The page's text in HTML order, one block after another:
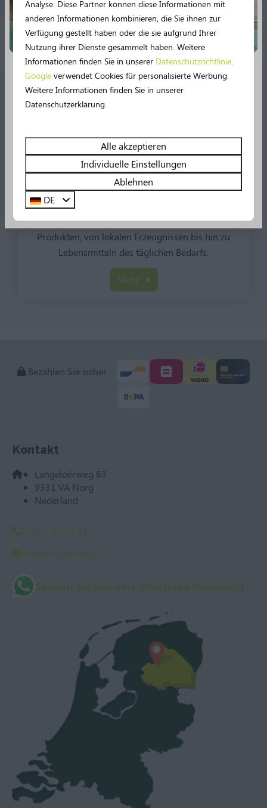
Parkshop
In unserem Parkshop finden Sie eine Vielzahl von
Produkten, von lokalen Erzeugnissen bis hin zu
Lebensmitteln des täglichen Bedarfs.
Mehr
Bezahlen Sie sicher
Kontakt
Langeloërweg 63
9331 VA Norg
Nederland
0592 - 61 22 81
info@norgerberg.nl
Senden Sie uns eine Whatsapp-Nachricht
Neu im Jahr 2026!
Erleben Sie unter anderem noch mehr Wasserspaß im
Schwimmbad, denn es gibt bald eine49 m lange
Wasserrutscheund ein Planschbecken!
Sehen Sie sich hier alle Neuerungen an!
Analyse. Diese Partner können diese Informationen mit
anderen Informationen kombinieren, die Sie ihnen zur
Verfügung gestellt haben oder die sie aufgrund Ihrer
Nutzung ihrer Dienste gesammelt haben. Weitere
Informationen finden Sie in unserer Datenschutzrichtlinie
Google verwendet Cookies für personalisierte Werbung.
Weitere Informationen finden Sie in unserer
Datenschutzerklärung.
Alle akzeptieren
Individuelle Einstellungen
Ablehnen
DE